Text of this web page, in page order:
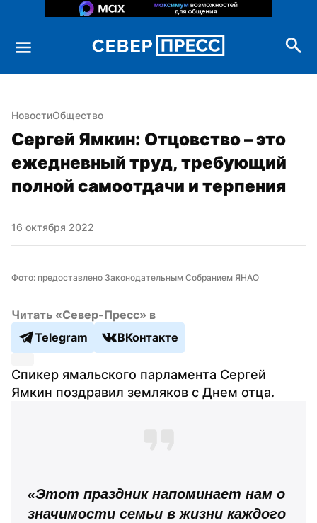
НовостиОбщество
Сергей Ямкин: Отцовство – это
ежедневный труд, требующий
полной самоотдачи и терпения
16 октября 2022
Фото: предоставлено Законодательным Собранием ЯНАО
Читать «Север-Пресс» в
Telegram
ВКонтакте
Спикер ямальского парламента Сергей
Ямкин поздравил земляков с Днем отца.
«Этот праздник напоминает нам о
значимости семьи в жизни каждого